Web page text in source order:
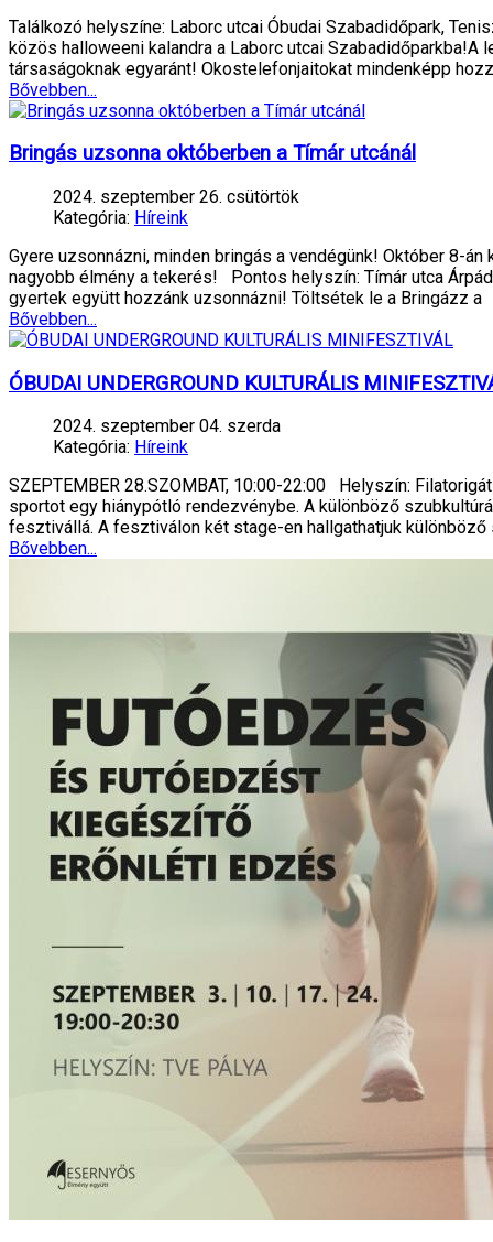
Találkozó helyszíne: Laborc utcai Óbudai Szabadidőpark,
közös halloweeni kalandra a Laborc utcai
társaságoknak egyaránt! Okostelefonjaitokat mindenképp
Bővebben...
Bringás uzsonna októberben a Tímár utcánál
2024. szeptember 26. csütörtök
Kategória: Híreink
Gyere uzsonnázni, minden bringás a vendégünk! Október 8-
nagyobb élmény a tekerés!️ Pontos helyszín: Tímár utca
gyertek együtt hozzánk uzsonnázni! Töltsétek le a Bringázz a
Bővebben...
ÓBUDAI UNDERGROUND KULTURÁLIS
2024. szeptember 04. szerda
Kategória: Híreink
SZEPTEMBER 28.SZOMBAT, 10:00-22:00 Helyszín:
sportot egy hiánypótló rendezvénybe. A különböző
fesztivállá. A fesztiválon két stage-en hallgathatjuk különböző
Bővebben...